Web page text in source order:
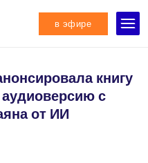
в эфире
книгу
с
от ИИ